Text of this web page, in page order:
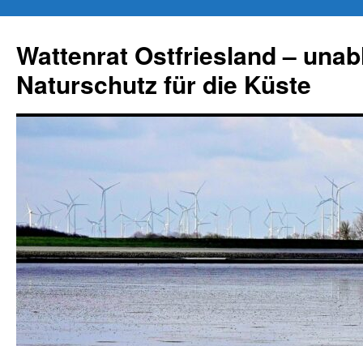
springen
Wattenrat Ostfriesland –
Naturschutz für die Küste